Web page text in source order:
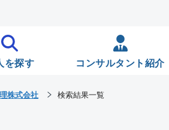
を探す コンサルタント紹介
株式会社 検索結果一覧